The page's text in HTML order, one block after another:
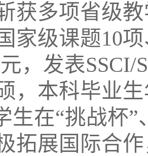
获多项省级
家级课题10
，发表SSCI/
，本科毕业
生在“挑战杯
拓展国际合